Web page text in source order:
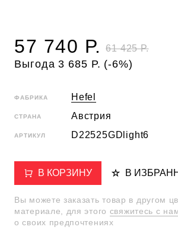
61 425 Р.
57 740 Р.
Выгода 3 685 Р. (-6%)
ФАБРИКА Hefel
СТРАНА Австрия
АРТИКУЛ D22525GDlight6
В КОРЗИНУ В
Вы можете заказать товар в другом
материале, для этого свяжитесь с
о своих предпочтениях